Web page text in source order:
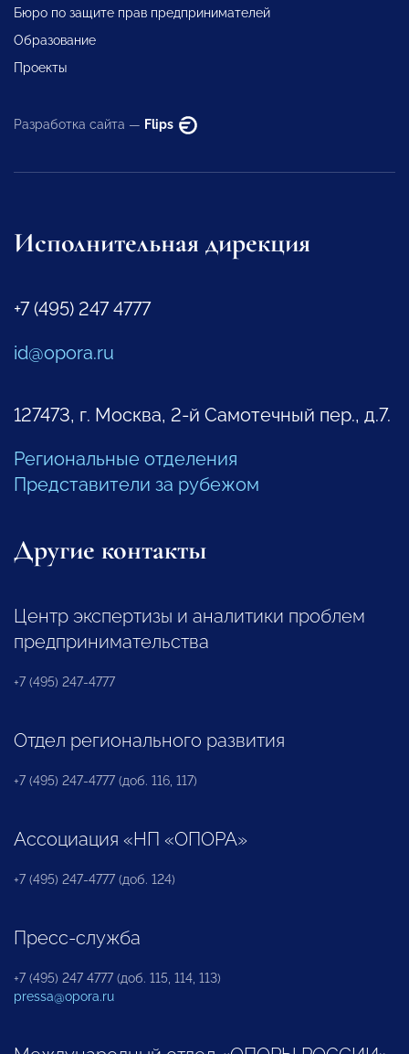
Бюро по защите прав предпринимателей
Образование
Проекты
Разработка сайта — Flips
Исполнительная дирекция
+7 (495) 247 4777
id@opora.ru
127473, г. Москва, 2-й Самотечный пер., д.7.
Региональные отделения
Представители за рубежом
Другие контакты
Центр экспертизы и аналитики проблем
предпринимательства
+7 (495) 247-4777
Отдел регионального развития
+7 (495) 247-4777 (доб. 116, 117)
Ассоциация «НП «ОПОРА»
+7 (495) 247-4777 (доб. 124)
Пресс-служба
+7 (495) 247 4777 (доб. 115, 114, 113)
pressa@opora.ru